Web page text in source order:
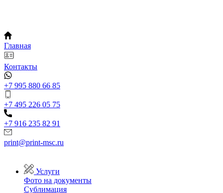
Главная
Контакты
+7 995 880 66 85
+7 495 226 05 75
+7 916 235 82 91
print@print-msc.ru
Услуги
Фото на документы
Сублимация